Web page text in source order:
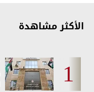
الأكثر مشاهدة